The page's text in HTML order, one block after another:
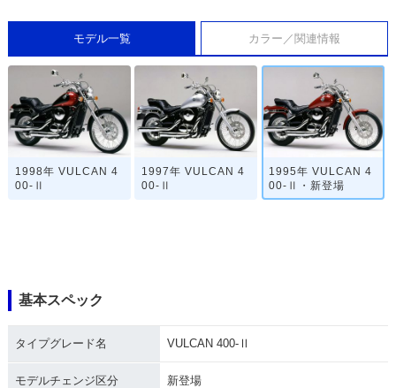
モデル一覧 カラー／関連情報
1998年 VULCAN 4
00-Ⅱ
1997年 VULCAN 4
00-Ⅱ
1995年 VULCAN 4
00-Ⅱ・新登場
基本スペック
タイプグレード名 VULCAN 400-Ⅱ
モデルチェンジ区分 新登場